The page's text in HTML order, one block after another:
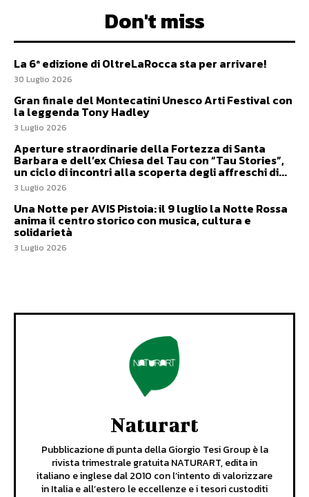
Don't miss
La 6ª edizione di OltreLaRocca sta per arrivare!
30 Luglio 2026
Gran finale del Montecatini Unesco Arti Festival con
la leggenda Tony Hadley
3 Luglio 2026
Aperture straordinarie della Fortezza di Santa
Barbara e dell’ex Chiesa del Tau con “Tau Stories”,
un ciclo di incontri alla scoperta degli affreschi di...
3 Luglio 2026
Una Notte per AVIS Pistoia: il 9 luglio la Notte Rossa
anima il centro storico con musica, cultura e
solidarietà
3 Luglio 2026
Naturart
Pubblicazione di punta della Giorgio Tesi Group è la
rivista trimestrale gratuita NATURART, edita in
italiano e inglese dal 2010 con l’intento di valorizzare
in Italia e all’estero le eccellenze e i tesori custoditi